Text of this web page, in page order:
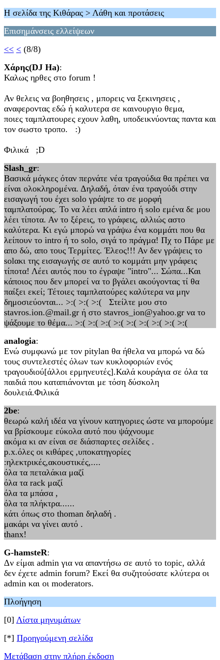
Η σελίδα της Κιθάρας > Λάθη και προτάσεις
Επισημάνσεις ελλείψεων
<< < (8/8)
Χάρης(DJ Ha):
Καλως ηρθες στο forum !
Αν θελεις να βοηθησεις , μπορεις να ξεκινησεις ,
αναφεροντας εδώ ή καλυτερα σε καινουργιο θεμα,
ποιες ταμπλατουρες εχουν λαθη, υποδεικνύοντας παντα και
τον σωστο τροπο. :)
Φιλικά ;D
Slash_gr:
Βασικά μάγκες όταν περνάτε νέα τραγούδια θα πρέπει να
είναι ολοκληρομένα. Δηλαδή, όταν ένα τραγούδι στην
εισαγωγή του έχει solo γράψτε το σε μορφή
ταμπλατούρας. Το να λέει απλά intro ή solo εμένα δε μου
λέει τίποτα. Αν το ξέρεις, το γράφεις, αλλιώς αστο
καλύτερα. Κι εγώ μπορώ να γράψω ένα κομμάτι που θα
λείπουν το intro ή το solo, σιγά το πράγμα! Πχ το Πάρε με
απο δώ, απο τους Τερμίτες. Έλεος!!! Αν δεν γράψεις το
solακι της εισαγωγής σε αυτό το κομμάτι μην γράφεις
τίποτα! Λέει αυτός που το έγραψε "intro"... Σώπα...Και
κάποιος που δεν μπορεί να το βγάλει ακούγοντας τί θα
παίξει εκεί; Τέτοιες ταμπλατούρες καλύτερα να μην
δημοσιεύονται... >:( >:( >:( Στείλτε μου στο
stavros.ion.@mail.gr ή στο stavros_ion@yahoo.gr να το
ψάξουμε το θέμα... >:( >:( >:( >:( >:( >:( >:( >:( >:(
analogia:
Ενώ συμφωνώ με τον pitylan θα ήθελα να μπορώ να δώ
τους συντελεστές όλων των κυκλοφοριών ενός
τραγουδιού[άλλοι ερμηνευτές].Καλά κουράγια σε όλα τα
παιδιά που καταπιάνονται με τόση δύσκολη
δουλειά.Φιλικά
2be:
θεωρώ καλή ιδέα να γίνουν κατηγοριες ώστε να μπορούμε
να βρίσκουμε εύκολα αυτό που ψάχνουμε
ακόμα κι αν είναι σε διάσπαρτες σελίδες .
p.x.όλες οι κιθάρες ,υποκατηγορίες
:ηλεκτρικές,ακουστικές,....
όλα τα πεταλάκια μαζί
όλα τα rack μαζί
όλα τα μπάσα ,
όλα τα πλήκτρα......
κάτι όπως στο thoman δηλαδή .
μακάρι να γίνει αυτό .
thanx!
G-hamsteR:
Δν είμαι admin για να απαντήσω σε αυτό το topic, αλλά
δεν έχετε admin forum? Εκεί θα συζητούσατε κλύτερα οι
admin και οι moderators.
Πλοήγηση
[0] Λίστα μηνυμάτων
[*] Προηγούμενη σελίδα
Μετάβαση στην πλήρη έκδοση